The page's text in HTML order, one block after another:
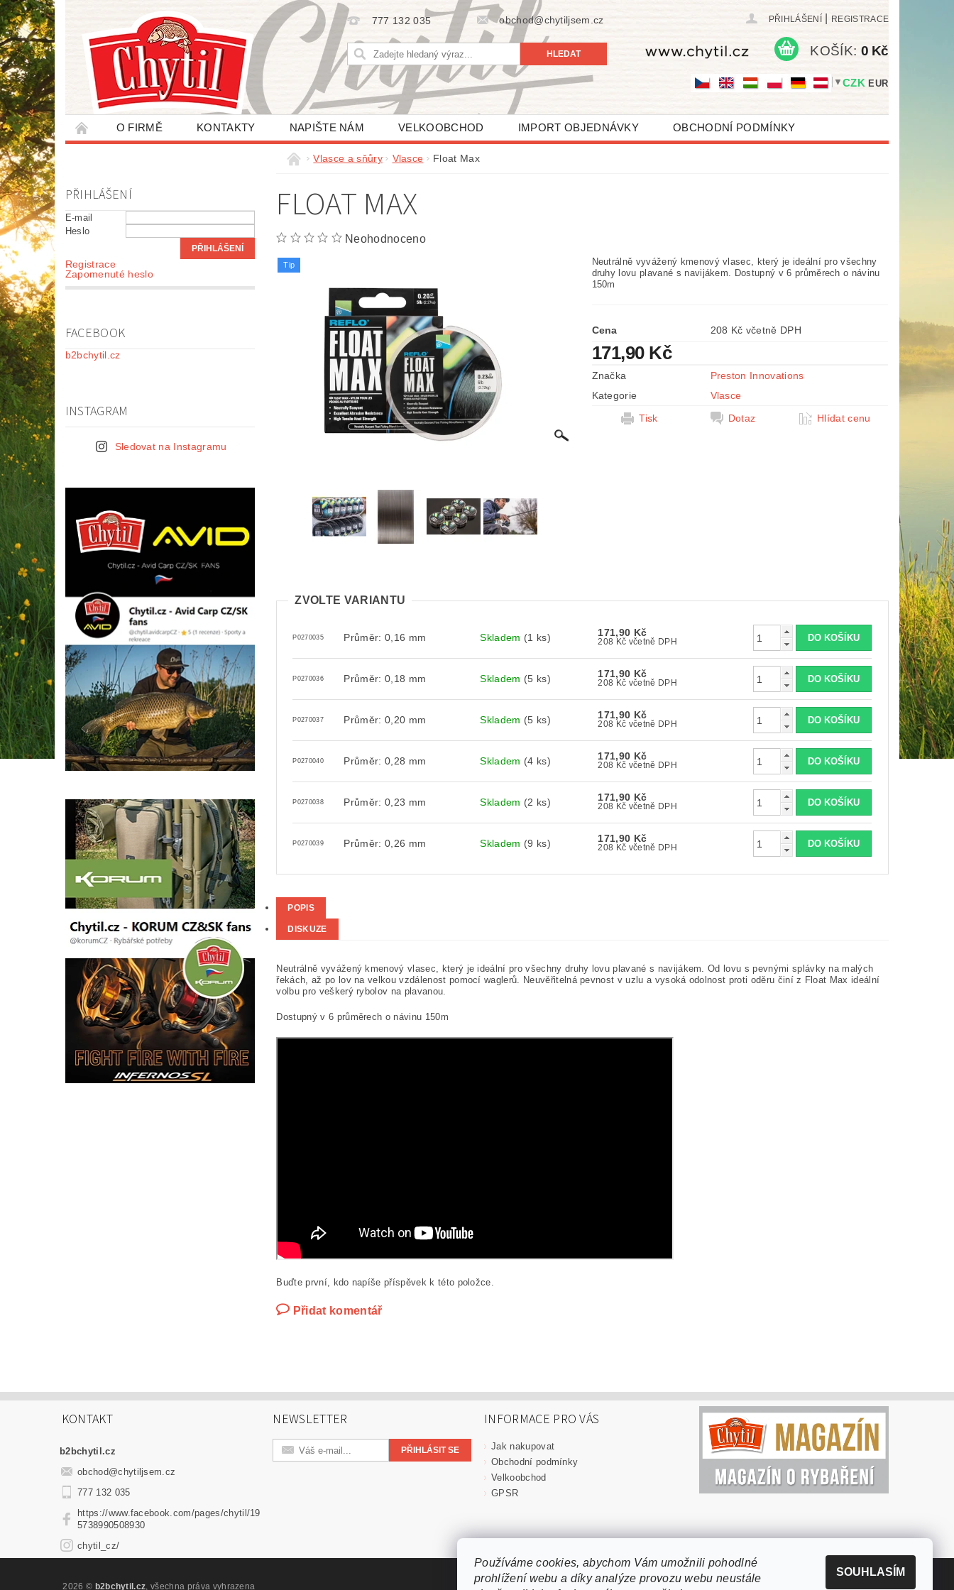
777 132 035 obchod@chytiljsem.cz PŘIHLÁŠENÍ REGISTRACE
▼ CZK EUR
KOŠÍK: 0 Kč
O FIRMĚ KONTAKTY NAPIŠTE NÁM VELKOOBCHOD IMPORT OBJEDNÁVKY OBCHODNÍ PODMÍNKY
PŘIHLÁŠENÍ
E-mail
Heslo
Registrace
Zapomenuté heslo
FACEBOOK
b2bchytil.cz
INSTAGRAM
Sledovat na Instagramu
Vlasce a sňůry Vlasce Float Max
FLOAT MAX
Neohodnoceno
Tip
Neutrálně vyvážený kmenový vlasec, který je ideální pro všechny
druhy lovu plavané s navijákem. Dostupný v 6 průměrech o návinu
150m
Cena 208 Kč včetně DPH
171,90 Kč
Značka
Preston Innovations
Kategorie
Vlasce
Tisk
Dotaz Hlídat cenu
ZVOLTE VARIANTU
P0270035 Průměr: 0,16 mm Skladem (1 ks) 171,90 Kč
208 Kč včetně DPH
P0270036 Průměr: 0,18 mm Skladem (5 ks) 171,90 Kč
208 Kč včetně DPH
P0270037 Průměr: 0,20 mm Skladem (5 ks) 171,90 Kč
208 Kč včetně DPH
P0270040 Průměr: 0,28 mm Skladem (4 ks) 171,90 Kč
208 Kč včetně DPH
P0270038 Průměr: 0,23 mm Skladem (2 ks) 171,90 Kč
208 Kč včetně DPH
P0270039 Průměr: 0,26 mm Skladem (9 ks) 171,90 Kč
208 Kč včetně DPH
POPIS
DISKUZE
Neutrálně vyvážený kmenový vlasec, který je ideální pro všechny druhy lovu plavané s navijákem.Od lovu s pevnými splávky na malých
řekách, až po lov na velkou vzdálenost pomocí waglerů. Neuvěřitelná pevnost v uzlu a vysoká odolnost proti oděru činí z Float Max ideální
volbu pro veškerýrybolov na plavanou.
Dostupný v 6 průměrech o návinu 150m
Buďte první, kdo napíše příspěvek k této položce.
Přidat komentář
KONTAKT
b2bchytil.cz
obchod@chytiljsem.cz
777 132 035
https://www.facebook.com/pages/chytil/19
5738990508930
chytil_cz/
NEWSLETTER INFORMACE PRO VÁS
Jak nakupovat
Obchodní podmínky
Velkoobchod
GPSR
2026 © b2bchytil.cz, všechna práva vyhrazena Vytvořil Shoptet
Používáme cookies, abychom Vám umožnili pohodlné
prohlížení webu a díky analýze provozu webu neustále
SOUHLASÍM